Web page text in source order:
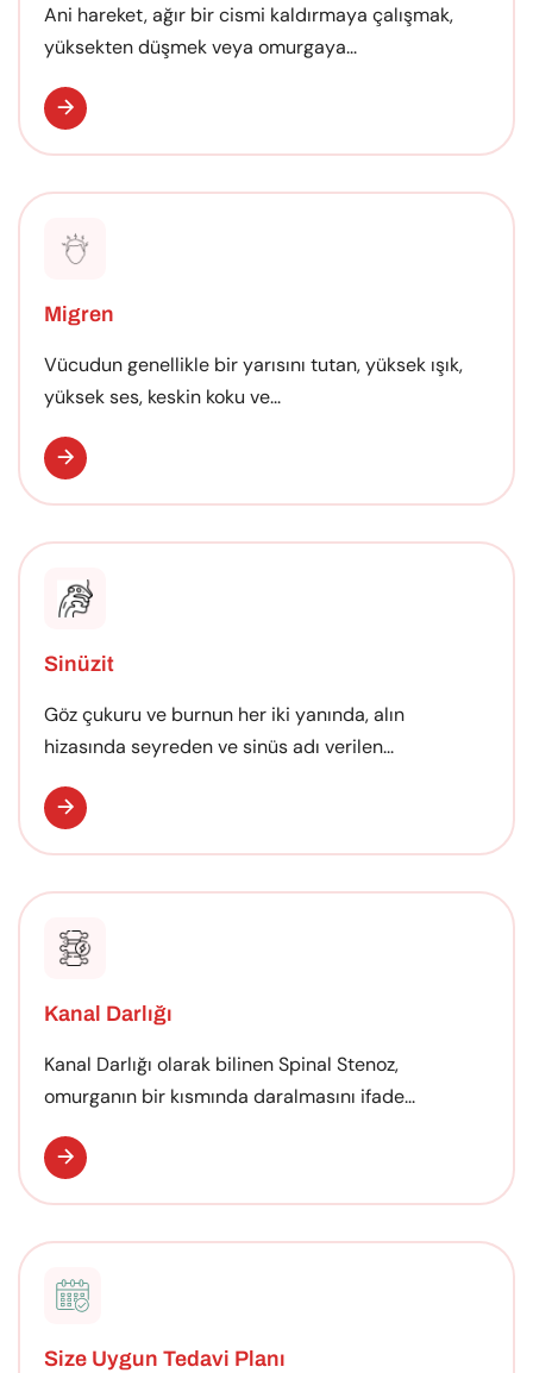
Ani hareket, ağır bir cismi kaldırmaya çalışmak,
yüksekten düşmek veya omurgaya...
Migren
Vücudun genellikle bir yarısını tutan, yüksek ışık,
yüksek ses, keskin koku ve...
Sinüzit
Göz çukuru ve burnun her iki yanında, alın
hizasında seyreden ve sinüs adı verilen...
Kanal Darlığı
Kanal Darlığı olarak bilinen Spinal Stenoz,
omurganın bir kısmında daralmasını ifade...
Size Uygun Tedavi Planı